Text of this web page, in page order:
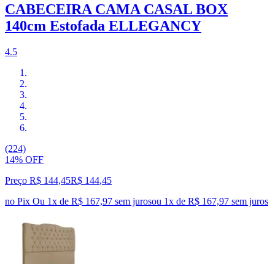
CABECEIRA CAMA CASAL BOX
140cm Estofada ELLEGANCY
4.5
(224)
14% OFF
Preço R$ 144,45R$ 144,45
no Pix Ou 1x de R$ 167,97 sem jurosou 1x de R$ 167,97 sem juros